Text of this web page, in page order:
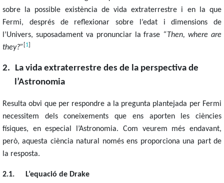
sobre la possible existència de vida extraterrestre i en la que
Fermi, després de reflexionar sobre l’edat i dimensions de
l’Univers, suposadament va pronunciar la frase “Then, where are
they?” 1
2.
La vida extraterrestre des de la perspectiva de
l’Astronomia
Resulta obvi que per respondre a la pregunta plantejada per Fermi
necessitem dels coneixements que ens aporten les ciències
físiques, en especial l’Astronomia. Com veurem més endavant,
però, aquesta ciència natural només ens proporciona una part de
la resposta.
2.1. L’equació de Drake